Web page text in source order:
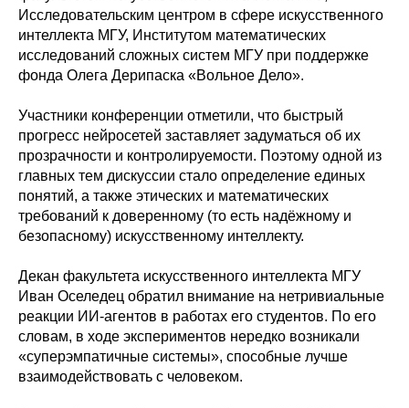
Исследовательским центром в сфере искусственного
интеллекта МГУ, Институтом математических
исследований сложных систем МГУ при поддержке
фонда Олега Дерипаска «Вольное Дело».
Участники конференции отметили, что быстрый
прогресс нейросетей заставляет задуматься об их
прозрачности и контролируемости. Поэтому одной из
главных тем дискуссии стало определение единых
понятий, а также этических и математических
требований к доверенному (то есть надёжному и
безопасному) искусственному интеллекту.
Декан факультета искусственного интеллекта МГУ
Иван Оселедец обратил внимание на нетривиальные
реакции ИИ-агентов в работах его студентов. По его
словам, в ходе экспериментов нередко возникали
«суперэмпатичные системы», способные лучше
взаимодействовать с человеком.